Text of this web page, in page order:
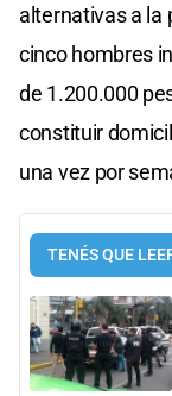
alternativas a la
cinco hombres
de 1.200.000
constituir
una vez por
TENÉS QUE